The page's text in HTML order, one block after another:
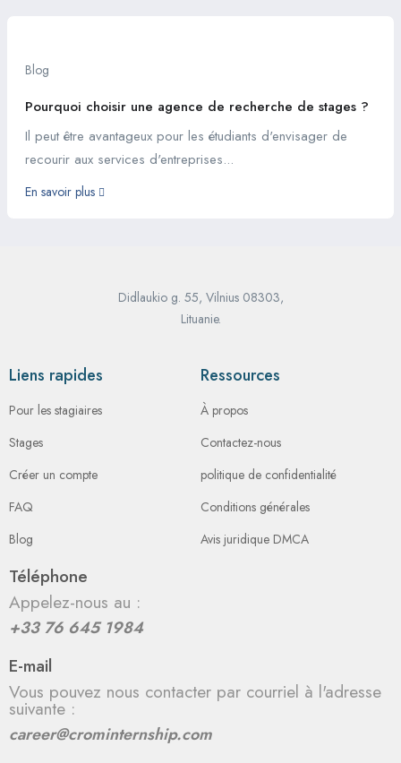
Blog
Pourquoi choisir une agence de recherche de stages ?
Il peut être avantageux pour les étudiants d'envisager de
recourir aux services d'entreprises...
En savoir plus
Didlaukio g. 55, Vilnius 08303,
Lituanie.
Liens rapides
Pour les stagiaires
Stages
Créer un compte
FAQ
Blog
Ressources
À propos
Contactez-nous
politique de confidentialité
Conditions générales
Avis juridique DMCA
Téléphone
Appelez-nous au :
+33 76 645 1984
E-mail
Vous pouvez nous contacter par courriel à l'adresse
suivante :
career@crominternship.com